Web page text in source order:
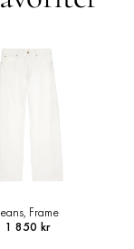
Frame
1 850 kr